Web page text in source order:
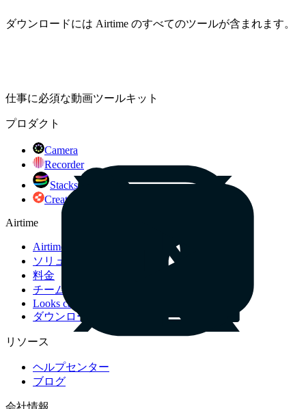
ダウンロードには Airtime のすべてのツールが含まれます。
仕事に必須な動画ツールキット
プロダクト
Camera
Recorder
Stacks
Creator
Airtime
Airtime を使う理由
ソリューション
料金
チーム向け
Looks catalog
ダウンロード
リソース
ヘルプセンター
ブログ
会社情報